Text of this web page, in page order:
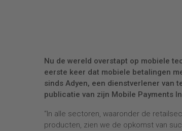
Nu de wereld overstapt op mobiele
eerste keer dat mobiele betalingen
sinds Adyen, een dienstverlener van
publicatie van zijn Mobile Payments
“In alle sectoren, waaronder de
producten, zien we de opkomst van